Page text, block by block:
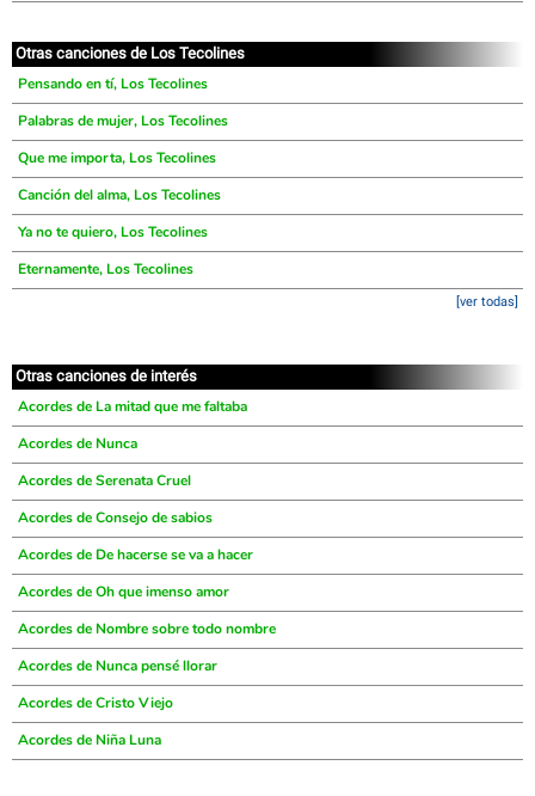
Otras canciones de Los Tecolines
Pensando en tí, Los Tecolines
Palabras de mujer, Los Tecolines
Que me importa, Los Tecolines
Canción del alma, Los Tecolines
Ya no te quiero, Los Tecolines
Eternamente, Los Tecolines
[ver todas]
Otras canciones de interés
Acordes de La mitad que me faltaba
Acordes de Nunca
Acordes de Serenata Cruel
Acordes de Consejo de sabios
Acordes de De hacerse se va a hacer
Acordes de Oh que imenso amor
Acordes de Nombre sobre todo nombre
Acordes de Nunca pensé llorar
Acordes de Cristo Viejo
Acordes de Niña Luna